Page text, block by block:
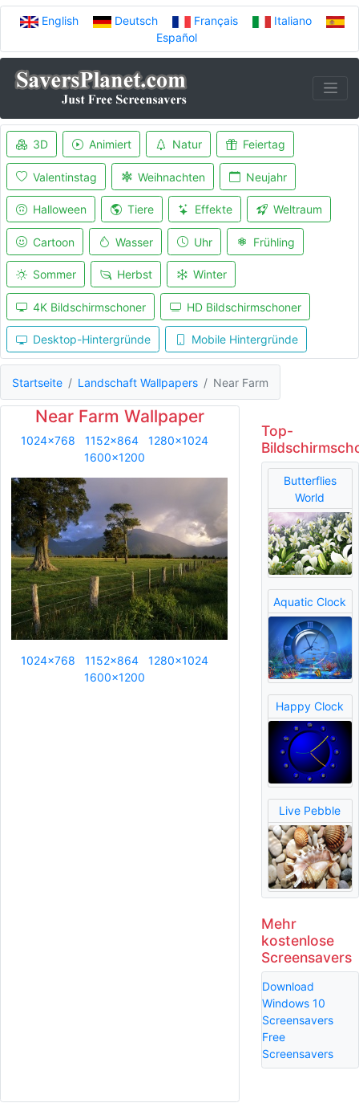
English Deutsch Français
Italiano
Español
3D Animiert Natur Feiertag
Valentinstag Weihnachten Neujahr
Halloween Tiere Effekte Weltraum
Cartoon Wasser Uhr Frühling
Sommer Herbst Winter
4K Bildschirmschoner HD Bildschirmschoner
Desktop-Hintergründe Mobile Hintergründe
Startseite Landschaft Wallpapers Near Farm
Near Farm Wallpaper
1024x768 1152x864
1280x1024
1600x1200
1024x768 1152x864
1280x1024
1600x1200
Top-
Butterflies
World
Aquatic Clock
Happy Clock
Live Pebble
Mehr
kostenlose
Screensavers
Download
Windows 10
Screensavers
Free
Screensavers